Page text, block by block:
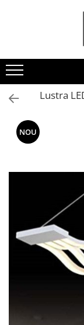
Iluminat interior
Candelabre
Lustre LED
Spoturi Led
Aplice perete
Lampadare și
Lustre suspendate
Pendul industrial
Sina Magnetica
Lustra
NOU